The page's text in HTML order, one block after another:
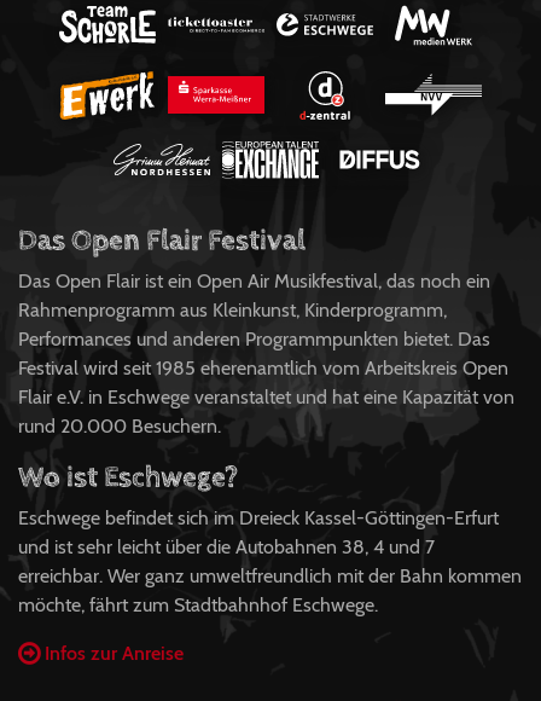
Das Open Flair Festival
Das Open Flair ist ein Open Air Musikfestival, das noch ein
Rahmenprogramm aus Kleinkunst, Kinderprogramm,
Performances und anderen Programmpunkten bietet. Das
Festival wird seit 1985 eherenamtlich vom Arbeitskreis Open
Flair e.V. in Eschwege veranstaltet und hat eine Kapazität von
rund 20.000 Besuchern.
Wo ist Eschwege?
Eschwege befindet sich im Dreieck Kassel-Göttingen-Erfurt
und ist sehr leicht über die Autobahnen 38, 4 und 7
erreichbar. Wer ganz umweltfreundlich mit der Bahn kommen
möchte, fährt zum Stadtbahnhof Eschwege.
Infos zur Anreise